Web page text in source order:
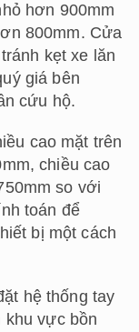
hơn 900mm
800mm. Cửa
kẹt xe lăn
giá bên
cứu hộ.
cao mặt trên
chiều cao
so với
toán để
bị một cách
hệ thống tay
khu vực bồn